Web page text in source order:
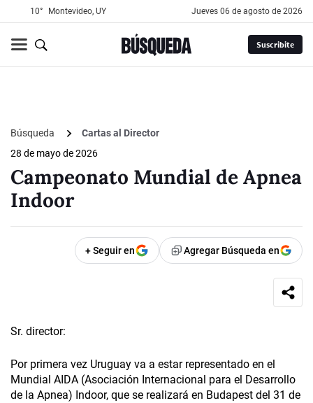
10° Montevideo, UY jueves 06 de agosto de 2026
Suscribite
Búsqueda
Cartas al Director
28 de mayo de 2026
Campeonato Mundial de Apnea
Indoor
+ Seguir en Agregar Búsqueda en
Sr. director:
Por primera vez Uruguay va a estar representado en el
Mundial AIDA (Asociación Internacional para el Desarrollo
de la Apnea) Indoor, que se realizará en Budapest del 31 de